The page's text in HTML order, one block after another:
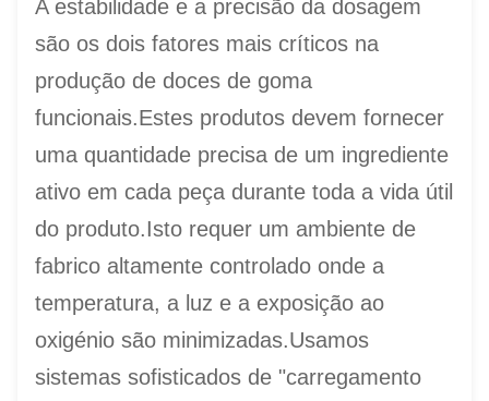
A estabilidade e a precisão da dosagem
são os dois fatores mais críticos na
produção de doces de goma
funcionais.Estes produtos devem fornecer
uma quantidade precisa de um ingrediente
ativo em cada peça durante toda a vida útil
do produto.Isto requer um ambiente de
fabrico altamente controlado onde a
temperatura, a luz e a exposição ao
oxigénio são minimizadas.Usamos
sistemas sofisticados de "carregamento